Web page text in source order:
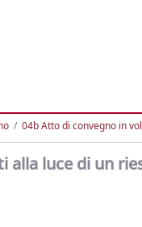
04b Atto di convegno in
alla luce di un